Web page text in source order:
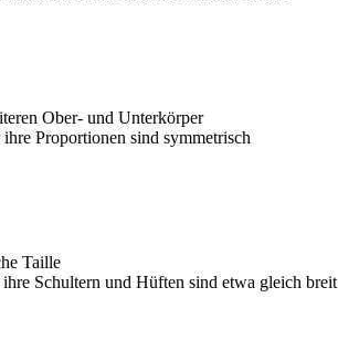
Ober- und Unterkörper
Proportionen sind symmetrisch
Taille
Schultern und Hüften sind etwa gleich breit